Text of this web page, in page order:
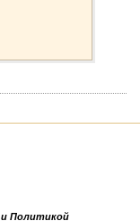
и Политикой